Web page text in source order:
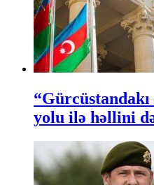
yolu ilə həllini